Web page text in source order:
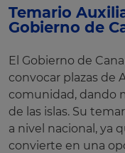
Temario
Gobierno de
El Gobierno de
convocar plazas de
comunidad, dando
de las islas. Su
a nivel nacional, ya
convierte en una